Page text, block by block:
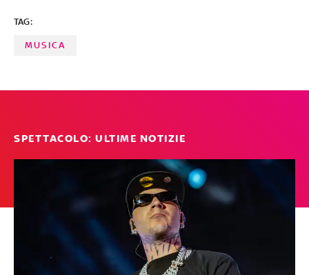
canzoni, scelte tra oltre 250 ascolti, sono al secondo
TAG:
MUSICA
SPETTACOLO: ULTIME NOTIZIE